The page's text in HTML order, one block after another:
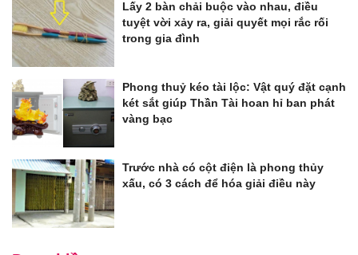
Lấy 2 bàn chải buộc vào nhau, điều
tuyệt vời xảy ra, giải quyết mọi rắc rối
trong gia đình
Phong thuỷ kéo tài lộc: Vật quý đặt cạnh
két sắt giúp Thần Tài hoan hỉ ban phát
vàng bạc
Trước nhà có cột điện là phong thủy
xấu, có 3 cách để hóa giải điều này